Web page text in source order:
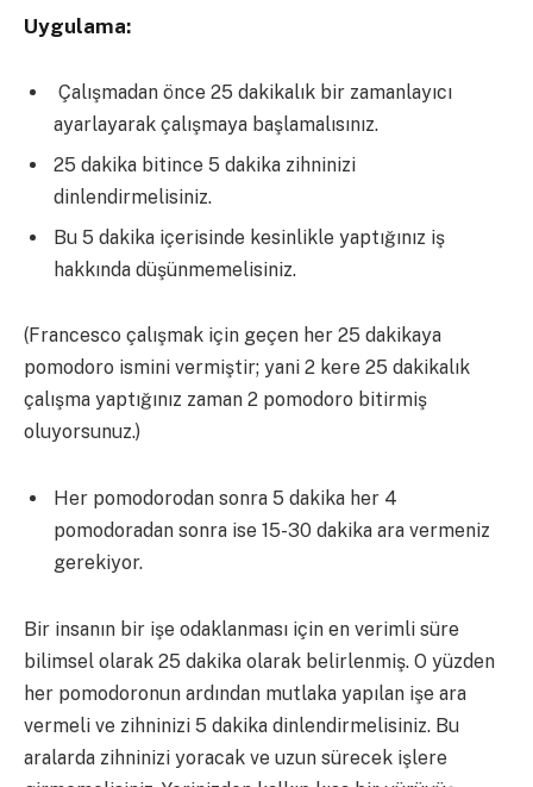
Uygulama:
Çalışmadan önce 25 dakikalık bir zamanlayıcı
ayarlayarak çalışmaya başlamalısınız.
25 dakika bitince 5 dakika zihninizi
dinlendirmelisiniz.
Bu 5 dakika içerisinde kesinlikle yaptığınız iş
hakkında düşünmemelisiniz.
(Francesco çalışmak için geçen her 25 dakikaya
pomodoro ismini vermiştir; yani 2 kere 25 dakikalık
çalışma yaptığınız zaman 2 pomodoro bitirmiş
oluyorsunuz.)
Her pomodorodan sonra 5 dakika her 4
pomodoradan sonra ise 15-30 dakika ara vermeniz
gerekiyor.
Bir insanın bir işe odaklanması için en verimli süre
bilimsel olarak 25 dakika olarak belirlenmiş. O yüzden
her pomodoronun ardından mutlaka yapılan işe ara
vermeli ve zihninizi 5 dakika dinlendirmelisiniz. Bu
aralarda zihninizi yoracak ve uzun sürecek işlere